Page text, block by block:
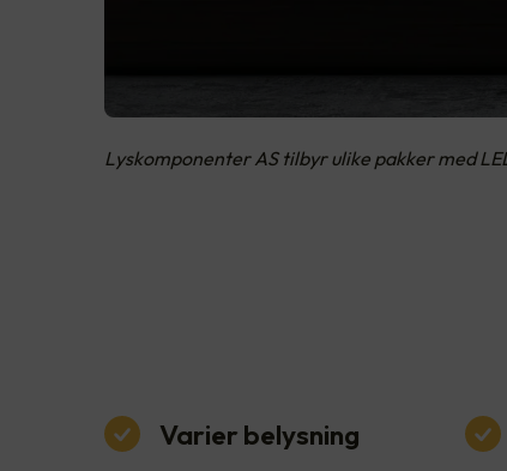
Lyskomponenter AS tilbyr ulike pakker med
Varier belysning